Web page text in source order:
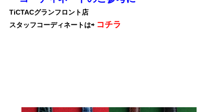
TiCTACグランフロント店
スタッフコーディネートは⇨ コチラ